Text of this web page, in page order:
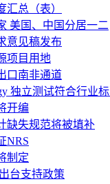
总（表）
美国、中国分居一二
意见稿发布
项目用地
口南非通道
独立测试符合行业
开编
缺失规范将被填补
NRS
制定
台支持政策